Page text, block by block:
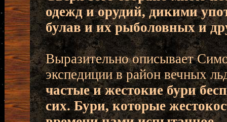
одежд и орудий, дикими
булав и их рыболовных и
Выразительно описывает
экспедиции в район вечных
частые и жестокие бури
сих. Бури, которые